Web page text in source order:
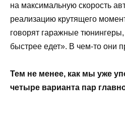
на максимальную скорость
реализацию крутящего
говорят гаражные
быстрее едет». В чем-то они
Тем не менее, как мы уже
четыре варианта пар